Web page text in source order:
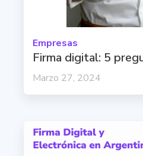
Empresas
Firma digital: 5
Marzo 27, 2024